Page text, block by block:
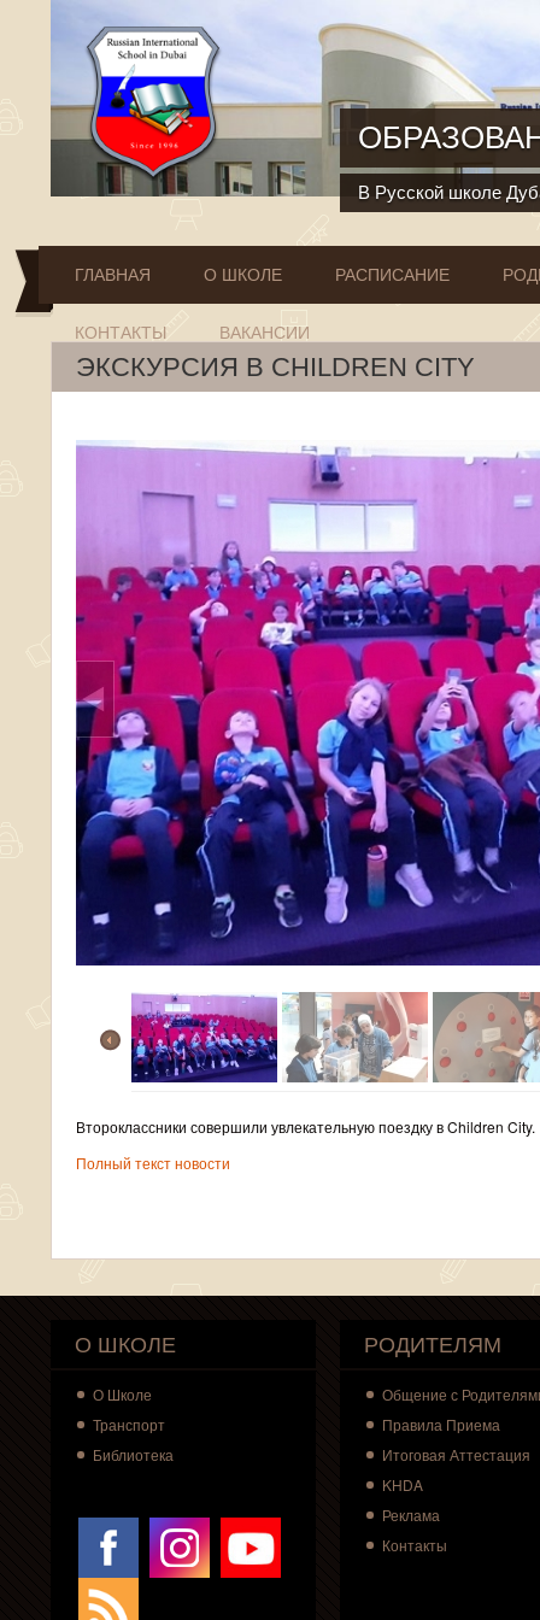
В Русской школе
ГЛАВНАЯ О ШКОЛЕ РАСПИСАНИЕ
КОНТАКТЫ ВАКАНСИИ
ЭКСКУРСИЯ В CHILDREN CITY
Второклассники совершили увлекательную поездку в Children City.
Полный текст новости
О ШКОЛЕ
О Школе
Транспорт
Библиотека
РОДИТЕЛЯМ
Общение с
Правила Приема
Итоговая Аттестация
KHDA
Реклама
Контакты